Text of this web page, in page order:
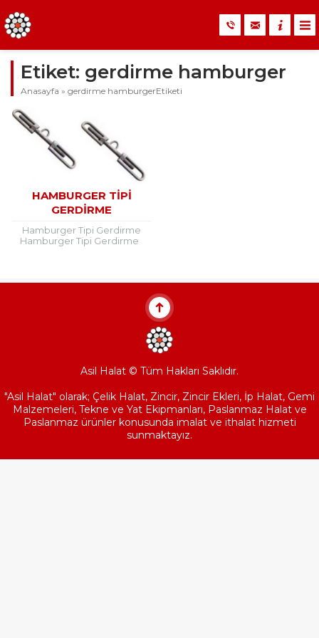
Etiket: gerdirme hamburger
Anasayfa » gerdirme hamburgerEtiketi
HAMBURGER TIPI
GERDIRME
Hamburger Tipi Gerdirme
Hamburger Tipi Gerdirme
Asil Halat © Tüm Hakları Saklıdır.
"Asil Halat" olarak; Çelik Halat, Zincir, Zincir Ekleri, İp Halat, Gemi
Malzemeleri, Tekne ve Yat Ekipmanları, Paslanmaz Halat ve
Paslanmaz ürünler konusunda imalat ve ithalat hizmeti
sunmaktayız.